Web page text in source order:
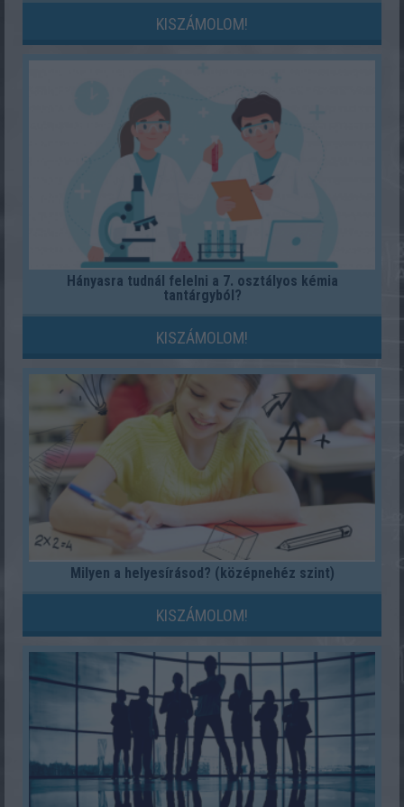
KISZÁMOLOM!
Hányasra tudnál felelni a 7. osztályos kémia
tantárgyból?
KISZÁMOLOM!
Milyen a helyesírásod? (középnehéz szint)
KISZÁMOLOM!